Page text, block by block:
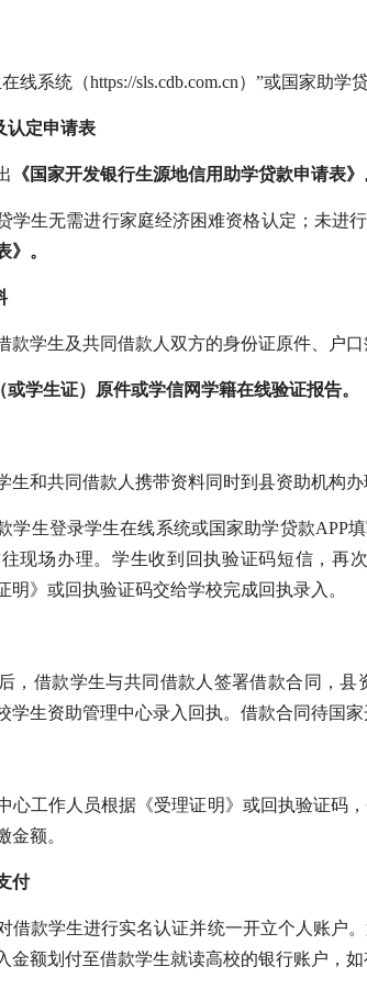
线系统（https://sls.cdb.com.cn）”或国家助学
认定申请表
《国家开发银行生源地信用助学贷款申请表》
学生无需进行家庭经济困难资格认定；未进
》。
款学生及共同借款人双方的身份证原件、户
学生证）原件或学信网学籍在线验证报告。
生和共同借款人携带资料同时到县资助机构办
学生登录学生在线系统或国家助学贷款APP
现场办理。学生收到回执验证码短信，再
明》或回执验证码交给学校完成回执录入。
，借款学生与共同借款人签署借款合同，
学生资助管理中心录入回执。借款合同待国
心工作人员根据《受理证明》或回执验证码
金额。
付
借款学生进行实名认证并统一开立个人账户
金额划付至借款学生就读高校的银行账户，